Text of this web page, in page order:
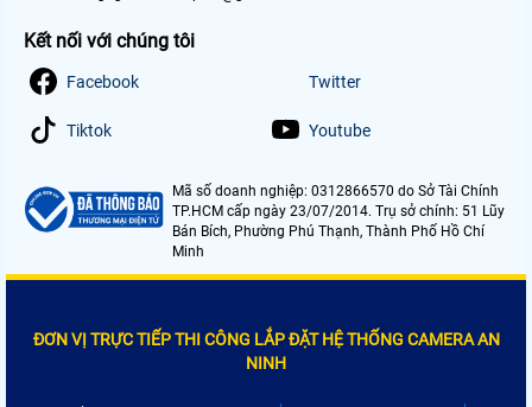
Kết nối với chúng tôi
Facebook Twitter
Tiktok Youtube
Mã số doanh nghiệp: 0312866570 do Sở Tài Chính
TP.HCM cấp ngày 23/07/2014. Trụ sở chính: 51 Lũy
Bán Bích, Phường Phú Thạnh, Thành Phố Hồ Chí
Minh
ĐƠN VỊ TRỰC TIẾP THI CÔNG LẮP ĐẶT HỆ THỐNG CAMERA AN
NINH